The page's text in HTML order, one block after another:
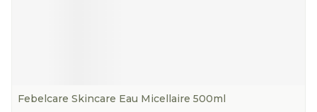
Febelcare Skincare Eau Micellaire 500ml